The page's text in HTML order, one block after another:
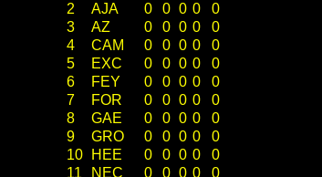
2
AJA 0 0 0 0
0
3
AZ 0 0 0 0
0
4
CAM 0 0 0 0
0
5
EXC 0 0 0 0
0
6
FEY 0 0 0 0
0
7
FOR 0 0 0 0
0
8
GAE 0 0 0 0
0
9
GRO 0 0 0 0
0
10
HEE 0 0 0 0
0
11
NEC 0 0 0 0 0